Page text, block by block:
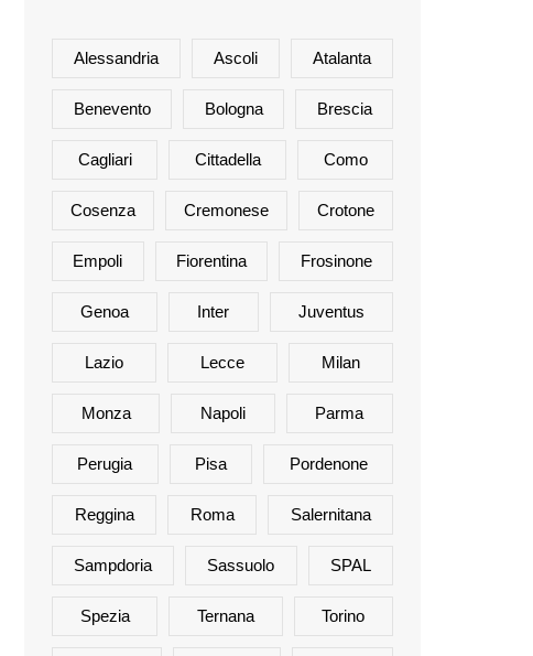
Alessandria Ascoli Atalanta
Benevento Bologna Brescia
Cagliari Cittadella Como
Cosenza Cremonese Crotone
Empoli Fiorentina Frosinone
Genoa Inter Juventus
Lazio Lecce Milan
Monza Napoli Parma
Perugia Pisa Pordenone
Reggina Roma Salernitana
Sampdoria Sassuolo SPAL
Spezia Ternana Torino